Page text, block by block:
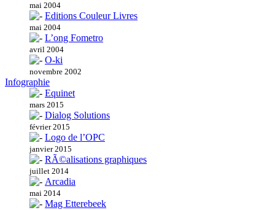
mai 2004
Editions Couleur Livres
mai 2004
L’ong Fometro
avril 2004
O-ki
novembre 2002
Infographie
Equinet
mars 2015
Dialog Solutions
février 2015
Logo de l’OPC
janvier 2015
RÃ©alisations graphiques
juillet 2014
Arcadia
mai 2014
Mag Etterebeek